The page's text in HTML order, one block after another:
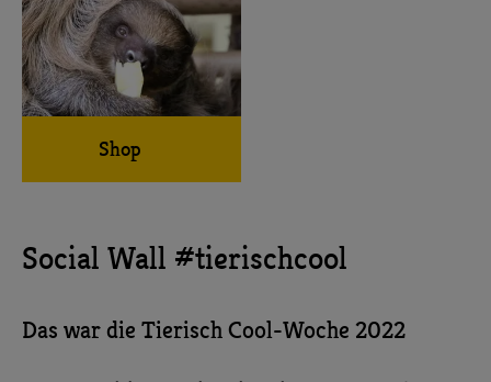
Shop
Social Wall #tierischcool
Das war die Tierisch Cool-Woche 2022